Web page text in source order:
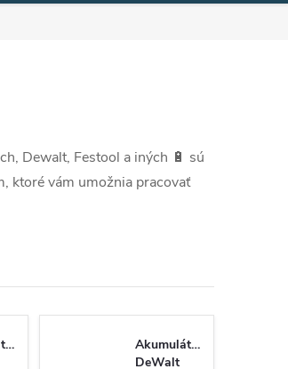
Dewalt, Festool a iných 🔋 sú
ktoré vám umožnia pracovať
Akumulátory
DeWalt